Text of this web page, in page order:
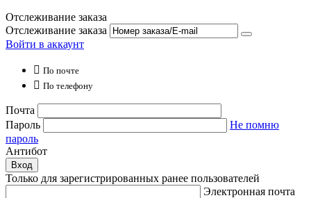
Отслеживание заказа
Отслеживание заказа
Войти в аккаунт
 По почте
 По телефону
Почта
Пароль
Не помню
пароль
Антибот
Вход
Только для зарегистрированных ранее пользователей
Электронная почта